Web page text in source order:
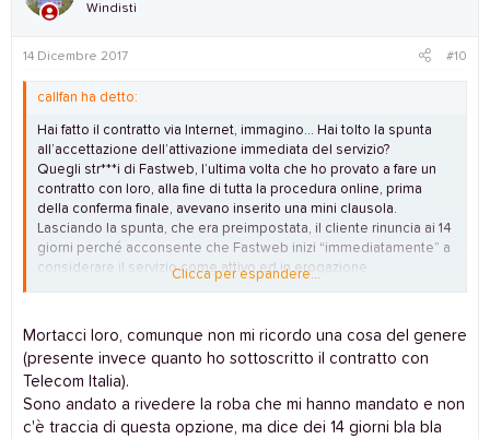
Windisti
14 Dicembre 2017 #10
callfan ha detto:
Hai fatto il contratto via Internet, immagino... Hai tolto la spunta
all’accettazione dell’attivazione immediata del servizio?
Quegli str***i di Fastweb, l’ultima volta che ho provato a fare un
contratto con loro, alla fine di tutta la procedura online, prima
della conferma finale, avevano inserito una mini clausola.
Lasciando la spunta, che era preimpostata, il cliente rinuncia ai 14
giorni perché acconsente che Fastweb inizi “immediatamente” a
considerare il servizio come attivo ed in erogazione.
Clicca per espandere...
Mortacci loro, comunque non mi ricordo una cosa del genere
(presente invece quanto ho sottoscritto il contratto con
Telecom Italia).
Sono andato a rivedere la roba che mi hanno mandato e non
c'è traccia di questa opzione, ma dice dei 14 giorni bla bla